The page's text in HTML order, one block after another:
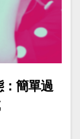
：簡單過